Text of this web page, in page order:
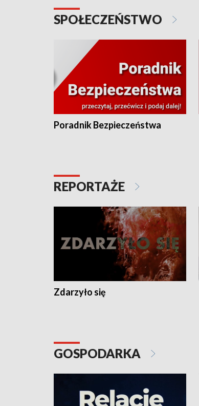
SPOŁECZEŃSTWO
Poradnik Bezpieczeństwa
REPORTAŻE
Zdarzyło się
GOSPODARKA